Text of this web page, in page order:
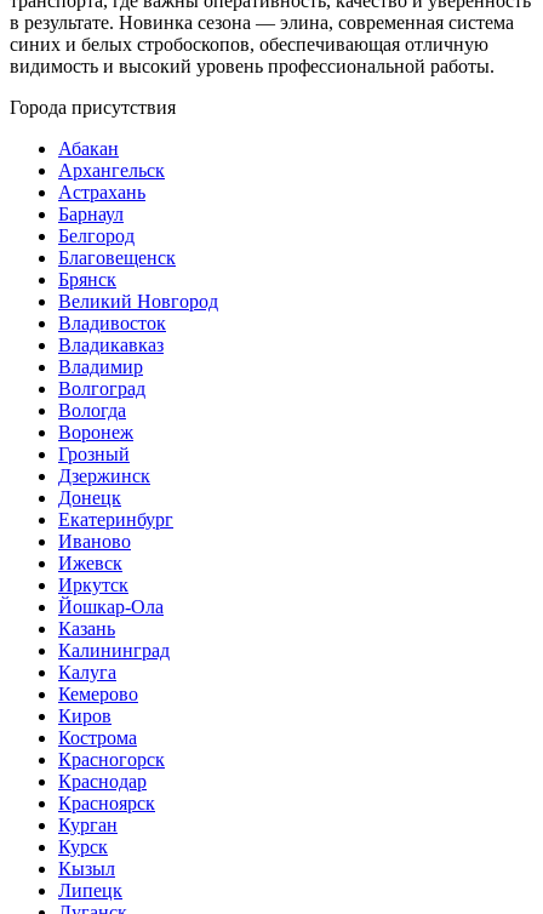
в результате. Новинка сезона — элина, современная система
синих и белых стробоскопов, обеспечивающая отличную
видимость и высокий уровень профессиональной работы.
Города присутствия
Абакан
Архангельск
Астрахань
Барнаул
Белгород
Благовещенск
Брянск
Великий Новгород
Владивосток
Владикавказ
Владимир
Волгоград
Вологда
Воронеж
Грозный
Дзержинск
Донецк
Екатеринбург
Иваново
Ижевск
Иркутск
Йошкар-Ола
Казань
Калининград
Калуга
Кемерово
Киров
Кострома
Красногорск
Краснодар
Красноярск
Курган
Курск
Кызыл
Липецк